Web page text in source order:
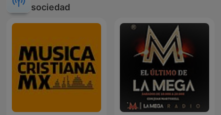
sociedad